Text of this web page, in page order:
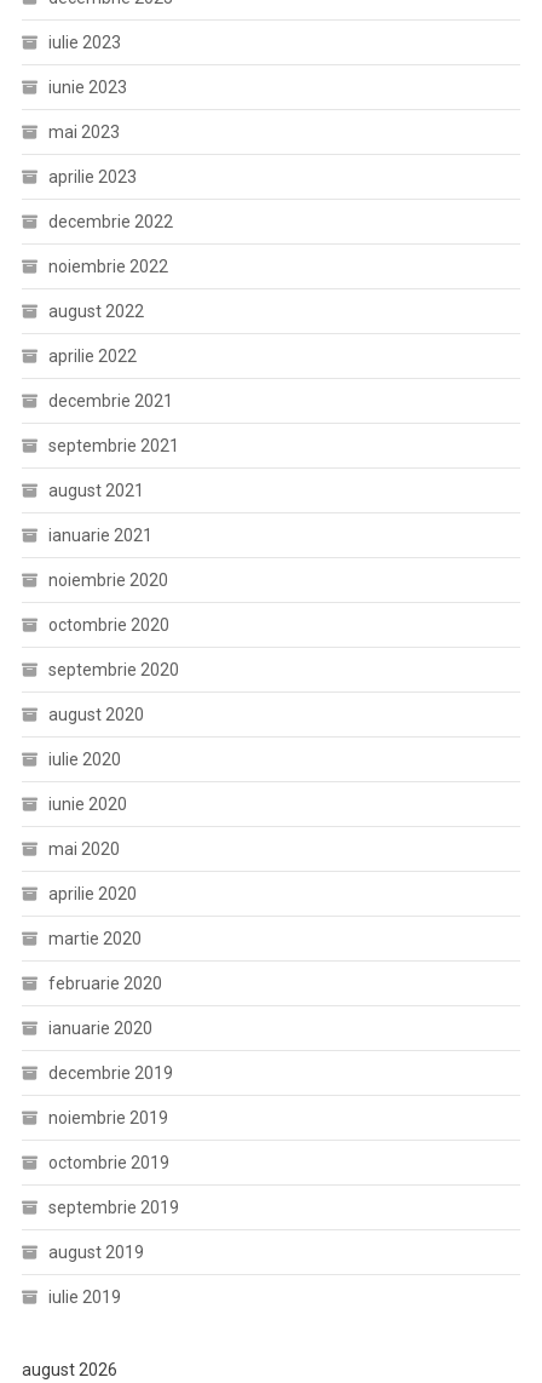
iulie 2023
iunie 2023
mai 2023
aprilie 2023
decembrie 2022
noiembrie 2022
august 2022
aprilie 2022
decembrie 2021
septembrie 2021
august 2021
ianuarie 2021
noiembrie 2020
octombrie 2020
septembrie 2020
august 2020
iulie 2020
iunie 2020
mai 2020
aprilie 2020
martie 2020
februarie 2020
ianuarie 2020
decembrie 2019
noiembrie 2019
octombrie 2019
septembrie 2019
august 2019
iulie 2019
august 2026